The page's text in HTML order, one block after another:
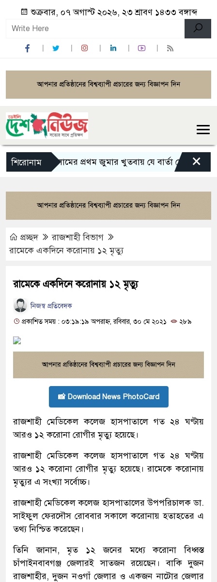
শুক্রবার, ০৭ অগাস্ট ২০২৬, ২৩ শ্রাবণ ১৪৩৩ বঙ্গাব্দ
শিরোনামইসলামের প্রথম জুমার খুতবায় যে বার্তা দেন মহানবী
×
প্রচ্ছদ
রাজশাহী বিভাগ
রামেকে একদিনে করোনায় ১২ মৃত্যু
রামেকে একদিনে করোনায় ১২ মৃত্যু
নিজস্ব প্রতিবেদক
প্রকাশিত সময় : ০৩:১৯:১৯ অপরাহ্ন, রবিবার, ৩০ মে ২০২১
২৮৯
📸 Download News PhotoCard
রাজশাহী মেডিকেল কলেজ হাসপাতালে গত ২৪ ঘণ্টায়
আরও ১২ করোনা রোগীর মৃত্যু হয়েছে।
রাজশাহী মেডিকেল কলেজ হাসপাতালে গত ২৪ ঘণ্টায়
আরও ১২ করোনা রোগীর মৃত্যু হয়েছে। রামেকে করোনায়
মৃত্যুর এ সংখ্যা সর্বোচ্চ।
রাজশাহী মেডিকেল কলেজ হাসপাতালের উপপরিচালক ডা.
সাইফুল ফেরদৌস রোববার সকালে করোনায় হতাহতের এ
তথ্য নিশ্চিত করেছেন।
তিনি জানান, মৃত ১২ জনের মধ্যে করোনা বিধ্বস্ত
চাঁপাইনবাবগঞ্জ জেলারই সাতজন রয়েছেন। বাকি দুজন
রাজশাহীর, দুজন নওগাঁ জেলার ও একজন নাটোর জেলার